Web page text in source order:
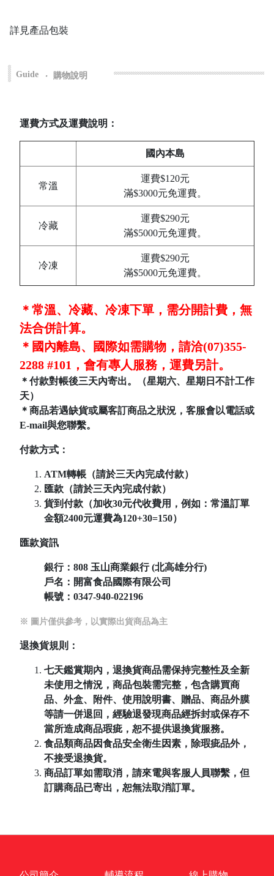
詳見產品包裝
Guide ‧ 購物說明
運費方式及運費說明：
國內本島
常溫
運費$120元
滿$3000元免運費。
冷藏
運費$290元
滿$5000元免運費。
冷凍
運費$290元
滿$5000元免運費。
＊常溫、冷藏、冷凍下單，需分開計費，無
法合併計算。
＊國內離島、國際如需購物，請洽(07)355-
2288 #101，會有專人服務，運費另計。
＊付款對帳後三天內寄出。（星期六、星期日不計工作
天）
＊商品若遇缺貨或屬客訂商品之狀況，客服會以電話或
E-mail與您聯繫。
付款方式：
ATM轉帳（請於三天內完成付款）
匯款（請於三天內完成付款）
貨到付款（加收30元代收費用，例如：常溫訂單
金額2400元運費為120+30=150）
匯款資訊
銀行：808 玉山商業銀行 (北高雄分行)
戶名：開富食品國際有限公司
帳號： 0347-940-022196
※ 圖片僅供參考，以實際出貨商品為主
退換貨規則：
七天鑑賞期內，退換貨商品需保持完整性及全新
未使用之情況，商品包裝需完整，包含購買商
品、外盒、附件、使用說明書、贈品、商品外膜
等請一併退回，經驗退發現商品經拆封或保存不
當所造成商品瑕疵，恕不提供退換貨服務。
食品類商品因食品安全衛生因素，除瑕疵品外，
不接受退換貨。
商品訂單如需取消，請來電與客服人員聯繫，但
訂購商品已寄出，恕無法取消訂單。